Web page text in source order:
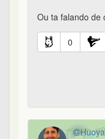
Ou ta falando de
0